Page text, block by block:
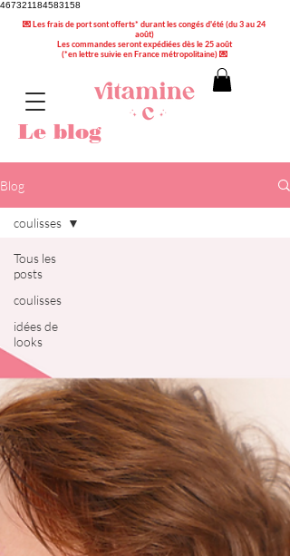
467321184583158
💌 Les frais de port sont offerts* durant les congés d'été (du 3 au 24
août)
Les commandes seront expédiées dès le 25 août
(*en lettre suivie en France métropolitaine) 💌
Le blog
Blog
Tous les
posts
coulisses
idées de
looks
coulisses